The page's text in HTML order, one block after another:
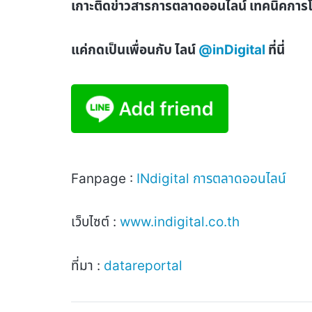
เกาะติดข่าวสารการตลาดออนไลน์ เทคนิคกา
แค่กดเป็นเพื่อนกับ ไลน์ @inDigital ที่นี่
Fanpage : INdigital การตลาดออนไลน์
เว็บไซต์ : www.indigital.co.th
ที่มา : datareportal